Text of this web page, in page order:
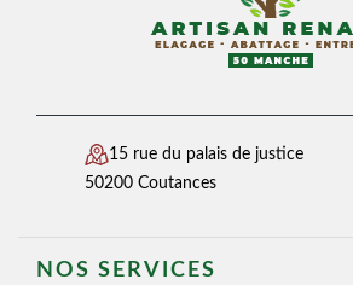
15 rue du palais de justice
50200 Coutances
NOS SERVICES